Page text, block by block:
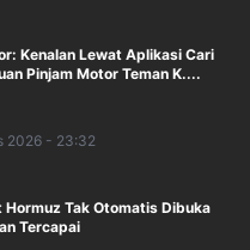
Kenalan Lewat Aplikasi Cari
Pinjam Motor Teman K....
2026 - 23:32
Hormuz Tak Otomatis Dibuka
Tercapai